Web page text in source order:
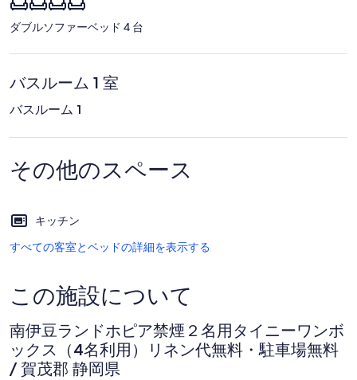
駐
車
無
料
賀
郡
静
県
写
真
ダブルソファーベッド 4 台
バスルーム 1 室
バスルーム 1
その他のスペース
キッチン
すべての客室とベッドの詳細を表示する
この施設について
南伊豆ランドホピア禁煙２名用タイニーワンボ
ックス（4名利用）リネン代無料・駐車場無料
/ 賀茂郡 静岡県